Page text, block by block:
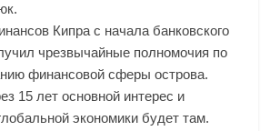
Кипра с начала банковского
чрезвычайные полномочия по
финансовой сферы острова.
15 лет основной интерес и
экономики будет там.